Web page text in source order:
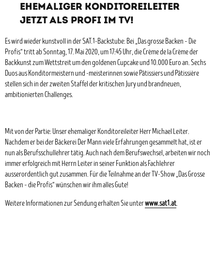
EHEMALIGER KONDITOREILEITER
JETZT ALS PROFI IM TV!
Es wird wieder kunstvoll in der SAT.1-Backstube: Bei „Das grosse Backen – Die
Profis“ tritt ab Sonntag, 17. Mai 2020, um 17:45 Uhr, die Crème de la Crème der
Backkunst zum Wettstreit um den goldenen Cupcake und 10.000 Euro an. Sechs
Duos aus Konditormeistern und -meisterinnen sowie Pâtissiers und Pâtissière
stellen sich in der zweiten Staffel der kritischen Jury und brandneuen,
ambitionierten Challenges.
Mit von der Partie: Unser ehemaliger Konditoreileiter Herr Michael Leiter.
Nachdem er bei der Bäckerei Der Mann viele Erfahrungen gesammelt hat, ist er
nun als Berufsschullehrer tätig. Auch nach dem Berufswechsel, arbeiten wir noch
immer erfolgreich mit Herrn Leiter in seiner Funktion als Fachlehrer
ausserordentlich gut zusammen. Für die Teilnahme an der TV-Show „Das Grosse
Backen – die Profis“ wünschen wir ihm alles Gute!
Weitere Informationen zur Sendung erhalten Sie unterwww.sat1.at.